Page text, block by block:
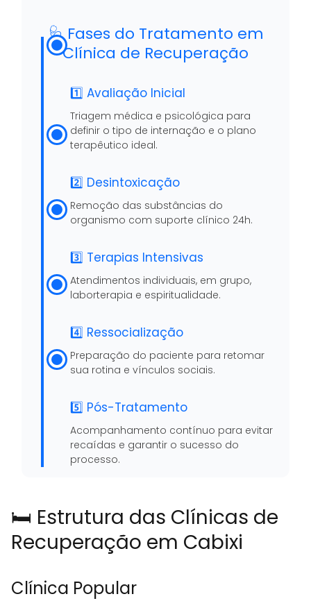
🩺 Fases do Tratamento em
Clínica de Recuperação
1️⃣ Avaliação Inicial
Triagem médica e psicológica para
definir o tipo de internação e o plano
terapêutico ideal.
2️⃣ Desintoxicação
Remoção das substâncias do
organismo com suporte clínico 24h.
3️⃣ Terapias Intensivas
Atendimentos individuais, em grupo,
laborterapia e espiritualidade.
4️⃣ Ressocialização
Preparação do paciente para retomar
sua rotina e vínculos sociais.
5️⃣ Pós-Tratamento
Acompanhamento contínuo para evitar
recaídas e garantir o sucesso do
processo.
🛏️ Estrutura das Clínicas de
Recuperação em Cabixi
Clínica Popular